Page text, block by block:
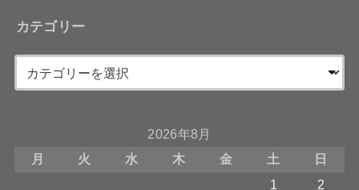
カテゴリー
2026年8月
月
火 水 木 金 土
日
1
2